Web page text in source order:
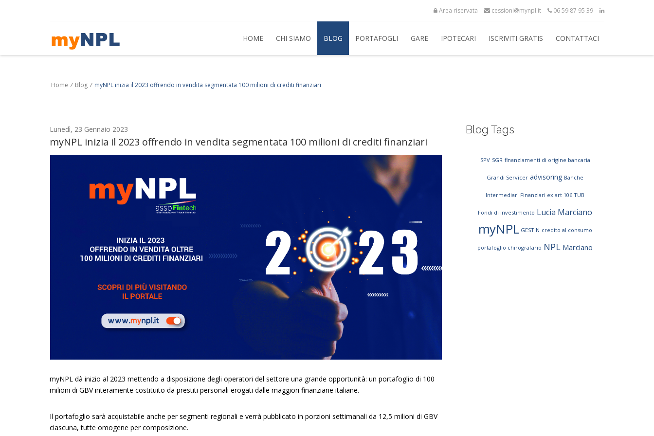
Area riservata cessioni@mynpl.it 06 59 87 95 39
HOME CHI SIAMO BLOG PORTAFOGLI GARE IPOTECARI ISCRIVITI GRATIS CONTATTACI
Home / Blog / myNPL inizia il 2023 offrendo in vendita segmentata 100 milioni di crediti finanziari
Lunedì, 23 Gennaio 2023
myNPL inizia il 2023 offrendo in vendita segmentata 100 milioni di crediti finanziari
myNPL dà inizio al 2023 mettendo a disposizione degli operatori del settore una grande opportunità: un portafoglio di 100
milioni di GBV interamente costituito da prestiti personali erogati dalle maggiori finanziarie italiane.
Il portafoglio sarà acquistabile anche per segmenti regionali e verrà pubblicato in porzioni settimanali da 12,5 milioni di GBV
ciascuna, tutte omogene per composizione.
Blog Tags
SPV SGR finanziamenti di origine bancaria
Grandi Servicer advisoring Banche
Intermediari Finanziari ex art 106 TUB
Fondi di investimento Lucia Marciano
myNPL GESTIN credito al consumo
portafoglio chirografario NPL Marciano